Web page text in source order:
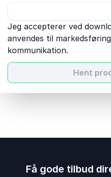
Jeg accepterer ved
anvendes til
kommunikation.
Hent
Få gode tilbud